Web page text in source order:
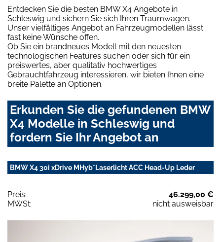
Entdecken Sie die besten BMW X4 Angebote in
Schleswig und sichern Sie sich Ihren Traumwagen.
Unser vielfältiges Angebot an Fahrzeugmodellen lässt
fast keine Wünsche offen.
Ob Sie ein brandneues Modell mit den neuesten
technologischen Features suchen oder sich für ein
preiswertes, aber qualitativ hochwertiges
Gebrauchtfahrzeug interessieren, wir bieten Ihnen eine
breite Palette an Optionen.
Erkunden Sie die gefundenen BMW
X4 Modelle in Schleswig und
fordern Sie Ihr Angebot an
BMW X4 30i xDrive MHyb*Laserlicht ACC Head-Up Leder
Preis:
46.299,00 €
MWSt:
nicht ausweisbar